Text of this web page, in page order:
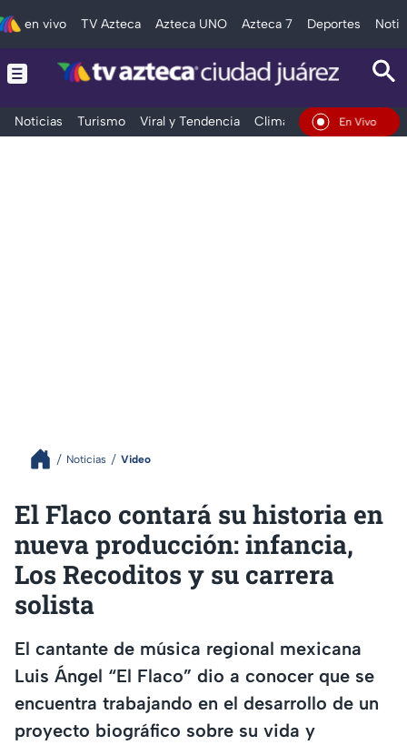
en vivo TV Azteca Azteca UNO Azteca 7 Deportes
Noticias Turismo Viral y Tendencia Clima Deportes
En Vivo
Noticias Video
El Flaco contará su historia en
nueva producción: infancia,
Los Recoditos y su carrera
solista
El cantante de música regional mexicana
Luis Ángel “El Flaco” dio a conocer que se
encuentra trabajando en el desarrollo de un
proyecto biográfico sobre su vida y